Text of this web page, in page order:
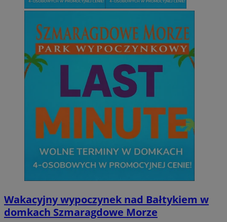
Wakacyjny wypoczynek nad Bałtykiem w
domkach Szmaragdowe Morze